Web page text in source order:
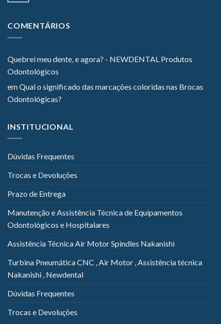
COMENTÁRIOS
Quebrei meu dente, e agora? - NEWDENTAL Produtos
Odontológicos
emQual o significado das marcações coloridas nas Brocas
Odontológicas?
INSTITUCIONAL
Dúvidas Frequentes
Trocas e Devoluções
Prazo de Entrega
Manutenção e Assistência Técnica de Equipamentos
Odontológicos e Hospitalares
Assistência Técnica Air Motor Spindles Nakanishi
Turbina Pneumática CNC , Air Motor , Assistência técnica
Nakanishi , Newdental
Dúvidas Frequentes
Trocas e Devoluções